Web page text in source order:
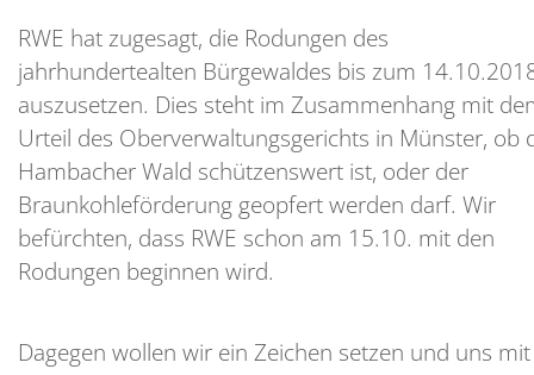
RWE hat zugesagt, die Rodungen des
jahrhundertealten Bürgewaldes bis zum
auszusetzen. Dies steht im Zusammenhang mit
Urteil des Oberverwaltungsgerichts in Münster, ob
Hambacher Wald schützenswert ist, oder der
Braunkohleförderung geopfert werden darf. Wir
befürchten, dass RWE schon am 15.10. mit den
Rodungen beginnen wird.
Dagegen wollen wir ein Zeichen setzen und uns mit